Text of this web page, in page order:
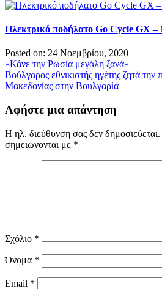
Ηλεκτρικό ποδήλατο Go Cycle GX –
Posted on: 24 Νοεμβρίου, 2020
Πλοήγηση
άρθρων
«Κάνε την Ρωσία μεγάλη ξανά»
Βούλγαρος εθνικιστής ηγέτης ζητά
Μακεδονίας στην Βουλγαρία
Αφήστε μια απάντηση
Η ηλ. διεύθυνση σας δεν δημοσιεύεται.
σημειώνονται με *
Σχόλιο *
Όνομα *
Email *